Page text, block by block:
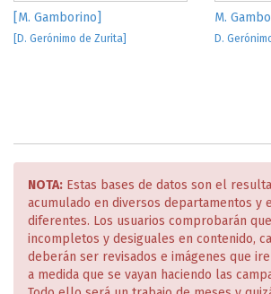
[M. Gamborino]
[D. Gerónimo de Zurita]
M.
D.
NOTA: Estas bases de datos son el
acumulado en diversos departamentos y
diferentes. Los usuarios comprobarán
incompletos y desiguales en contenido,
deberán ser revisados e imágenes que
a medida que se vayan haciendo las